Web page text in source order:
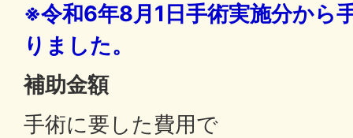
※令和6年8月1日手術実施分から
りました。
補助金額
手術に要した費用で